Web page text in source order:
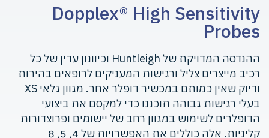
Dopplex® High Sensitivity
Probes
ההנדסה המדויקת של Huntleigh וכיוונון עדין של כל
רכיב מייצרים צליל ורגישות המעניקים לרופאים בהירות
ודיוק שאין כמותם במכשיר דופלר אחר. מגוון גלאי XS
בעלי רגישות גבוהה תוכננו כדי למקסם את ביצועי
הדופלרים לשימוש במגוון רחב של יישומים ופרוצדורות
קליניות. אלה כוללים את האפשרויות של 4, 5, 8